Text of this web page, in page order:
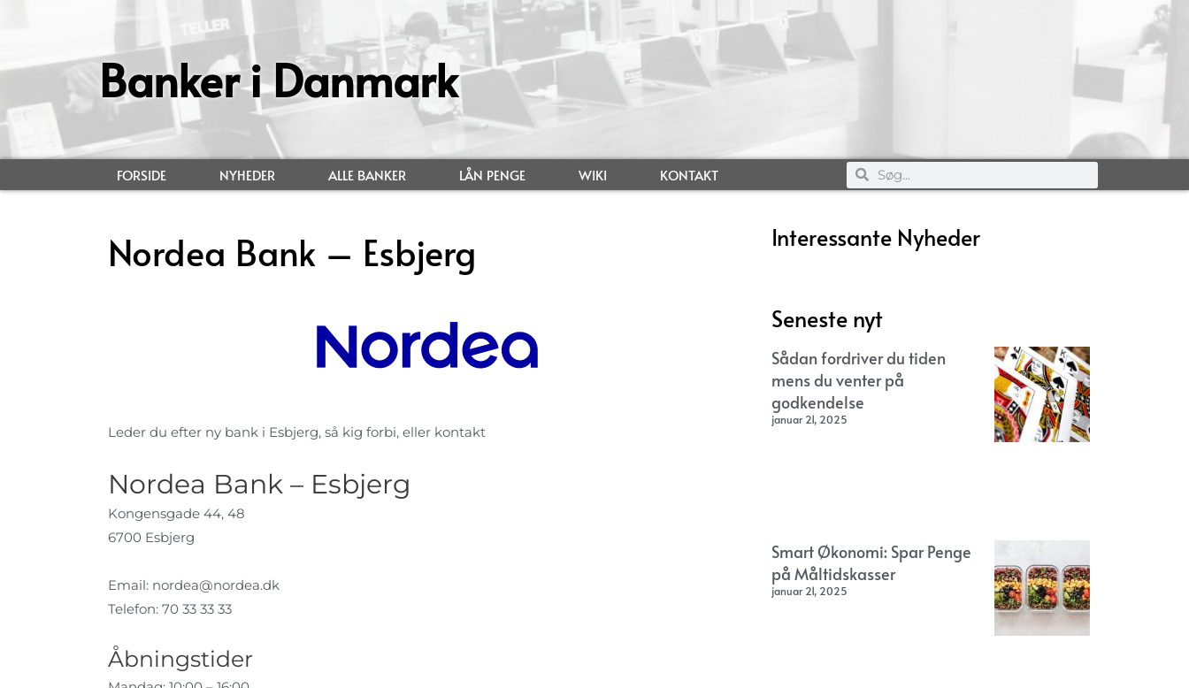
Banker i Danmark
FORSIDE NYHEDER ALLE BANKER LÅN PENGE WIKI KONTAKT
Nordea Bank – Esbjerg
Leder du efter ny bank i Esbjerg, så kig forbi, eller kontakt
Nordea Bank – Esbjerg
Kongensgade 44, 48
6700 Esbjerg
Email: nordea@nordea.dk
Telefon: 70 33 33 33
Åbningstider
Interessante Nyheder
Seneste nyt
Sådan fordriver du tiden
mens du venter på
godkendelse
januar 21, 2025
Smart Økonomi: Spar Penge
på Måltidskasser
januar 21, 2025